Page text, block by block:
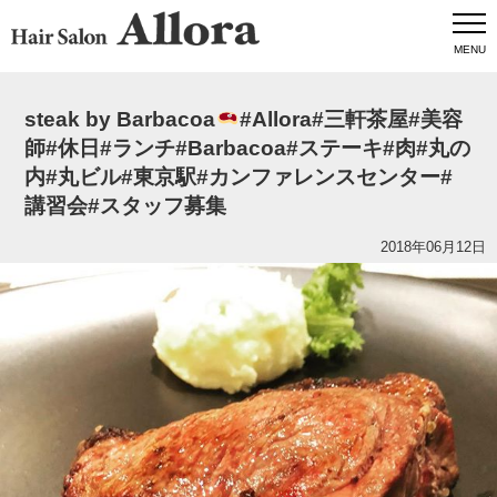
MENU
steak by Barbacoa
#Allora#三軒茶屋#美容
師#休日#ランチ#Barbacoa#ステーキ#肉#丸の
内#丸ビル#東京駅#カンファレンスセンター#
講習会#スタッフ募集
2018年06月12日